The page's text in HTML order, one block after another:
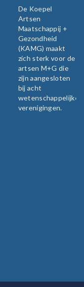
De Koepel
Artsen
Maatschappij +
Gezondheid
(KAMG) maakt
zich sterk voor de
artsen M+G die
zijn aangesloten
bij acht
wetenschappelijke
verenigingen.